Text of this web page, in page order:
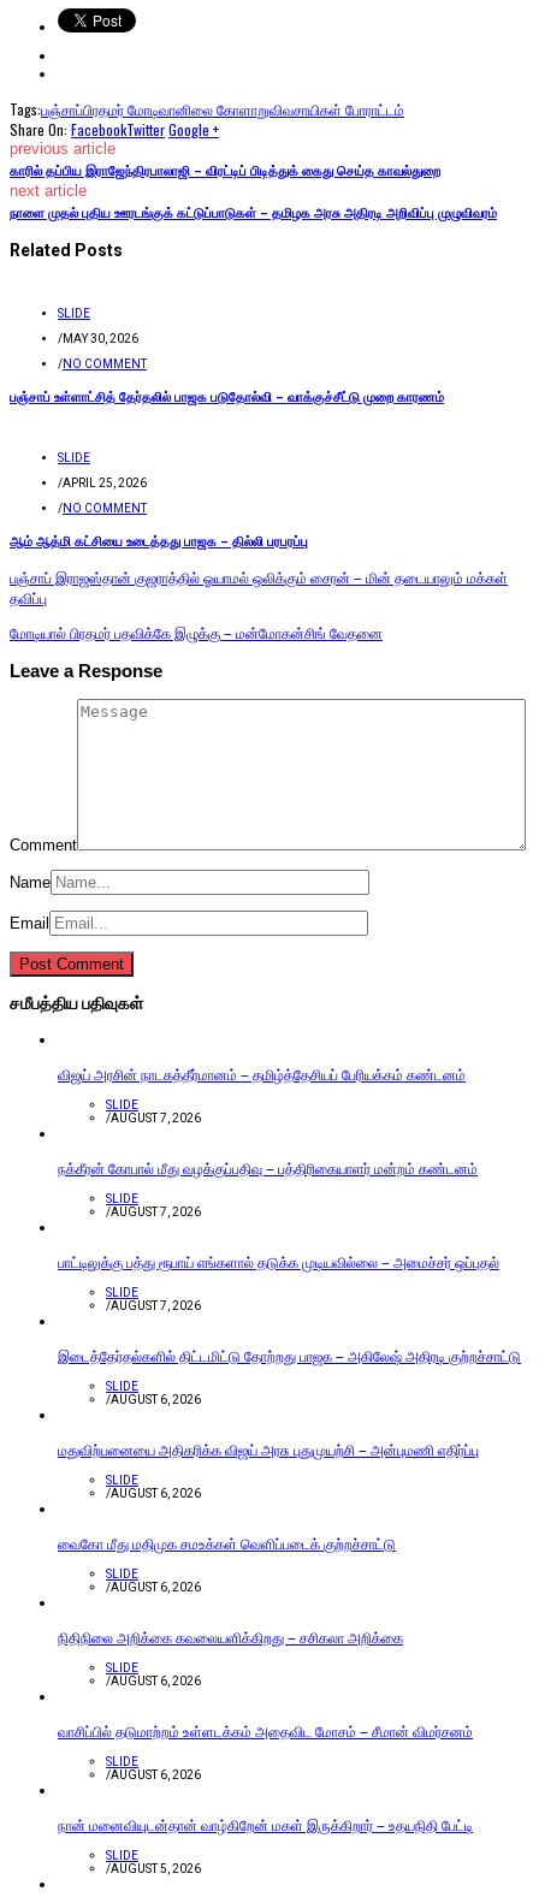
Tags:பஞ்சாப்பிரதமர் மோடிவானிலை கோளாறுவிவசாயிகள் போராட்டம்
Share On: FacebookTwitterGoogle +
previous article
காரில் தப்பிய இராஜேந்திரபாலாஜி – விரட்டிப் பிடித்துக் கைது செய்த காவல்துறை
next article
நாளை முதல் புதிய ஊரடங்குக் கட்டுப்பாடுகள் – தமிழக அரசு அதிரடி அறிவிப்பு முழுவிவரம்
Related Posts
SLIDE
/MAY 30, 2026
/NO COMMENT
பஞ்சாப் உள்ளாட்சித் தேர்தலில் பாஜக படுதோல்வி – வாக்குச்சீட்டு முறை காரணம்
SLIDE
/APRIL 25, 2026
/NO COMMENT
ஆம் ஆத்மி கட்சியை உடைத்தது பாஜக – தில்லி பரபரப்பு
பஞ்சாப் இராஜஸ்தான் குஜராத்தில் ஓயாமல் ஒலிக்கும் சைரன் – மின் தடையாலும் மக்கள்
தவிப்பு
மோடியால் பிரதமர் பதவிக்கே இழுக்கு – மன்மோகன்சிங் வேதனை
Leave a Response
Comment
Name
Email
சமீபத்திய பதிவுகள்
விஜய் அரசின் நாடகத்தீர்மானம் – தமிழ்த்தேசியப் பேரியக்கம் கண்டனம்
SLIDE
/AUGUST 7, 2026
நக்கீரன் கோபால் மீது வழக்குப்பதிவு – பத்திரிகையாளர் மன்றம் கண்டனம்
SLIDE
/AUGUST 7, 2026
பாட்டிலுக்கு பத்து ரூபாய் எங்களால் தடுக்க முடியவில்லை – அமைச்சர் ஒப்புதல்
SLIDE
/AUGUST 7, 2026
இடைத்தேர்தல்களில் திட்டமிட்டு தோற்றது பாஜக – அகிலேஷ் அதிரடி குற்றச்சாட்டு
SLIDE
/AUGUST 6, 2026
மதுவிற்பனையை அதிகரிக்க விஜய் அரசு புதுமுயற்சி – அன்புமணி எதிர்ப்பு
SLIDE
/AUGUST 6, 2026
வைகோ மீது மதிமுக சமஉக்கள் வெளிப்படைக் குற்றச்சாட்டு
SLIDE
/AUGUST 6, 2026
நிதிநிலை அறிக்கை கவலையளிக்கிறது – சசிகலா அறிக்கை
SLIDE
/AUGUST 6, 2026
வாசிப்பில் தடுமாற்றம் உள்ளடக்கம் அதைவிட மோசம் – சீமான் விமர்சனம்
SLIDE
/AUGUST 6, 2026
நான் மனைவியுடன்தான் வாழ்கிறேன் மகள் இருக்கிறார் – உதயநிதி பேட்டி
SLIDE
/AUGUST 5, 2026